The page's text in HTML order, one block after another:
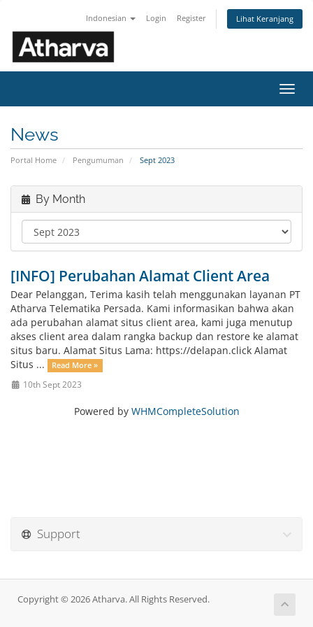
Indonesian Login Register Lihat Keranjang
News
Portal Home Pengumuman Sept 2023
By Month
[INFO] Perubahan Alamat Client Area
Dear Pelanggan, Terima kasih telah menggunakan layanan PT
Atharva Telematika Persada. Kami informasikan bahwa akan
ada perubahan alamat situs client area, kami juga menutup
akses client area dalam rangka backup dan restore ke alamat
situs baru. Alamat Situs Lama: https://delapan.click Alamat
Situs ...
Read More »
10th Sept 2023
Powered by WHMCompleteSolution
Support
Copyright © 2026 Atharva. All Rights Reserved.